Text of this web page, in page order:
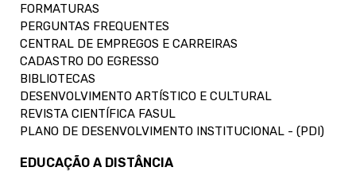
FORMATURAS
PERGUNTAS FREQUENTES
CENTRAL DE EMPREGOS E CARREIRAS
CADASTRO DO EGRESSO
BIBLIOTECAS
DESENVOLVIMENTO ARTÍSTICO E CULTURAL
REVISTA CIENTÍFICA FASUL
PLANO DE DESENVOLVIMENTO INSTITUCIONAL - (PDI)
EDUCAÇÃO A DISTÂNCIA